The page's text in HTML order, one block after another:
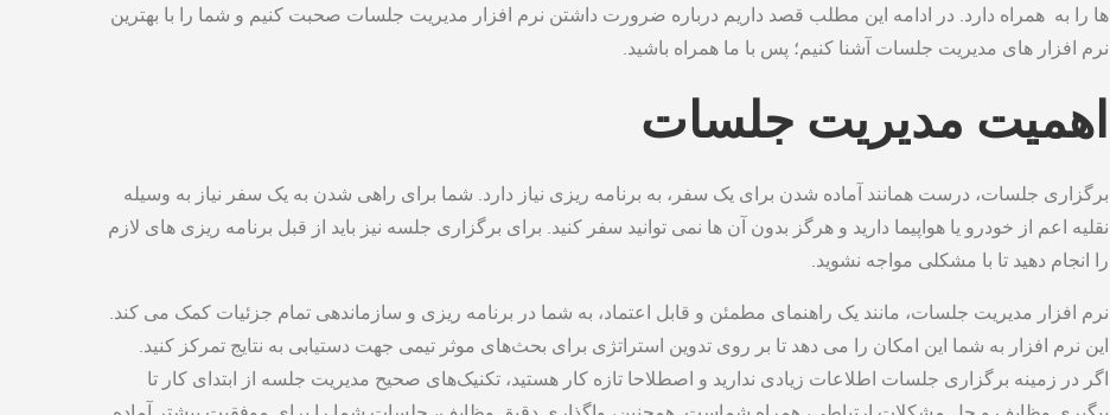
‌ها را به همراه دارد. در ادامه این مطلب قصد داریم درباره ضرورت داشتن نرم افزار مدیریت جلسات صحبت کنیم و شما را با بهترین
نرم افزار های مدیریت جلسات آشنا کنیم؛ پس با ما همراه باشید.
اهمیت مدیریت جلسات
برگزاری جلسات، درست همانند آماده شدن برای یک سفر، به برنامه ‌ریزی نیاز دارد. شما برای راهی شدن به یک سفر نیاز به وسیله
نقلیه اعم از خودرو یا هواپیما دارید و هرگز بدون آن ها نمی توانید سفر کنید. برای برگزاری جلسه نیز باید از قبل برنامه ریزی های لازم
را انجام دهید تا با مشکلی مواجه نشوید.
نرم افزار مدیریت جلسات، مانند یک راهنمای مطمئن و قابل اعتماد، به شما در برنامه ریزی و سازماندهی تمام جزئیات کمک می ‌کند.
این نرم افزار به شما این امکان را می ‌دهد تا بر روی تدوین استراتژی برای بحث‌های موثر تیمی جهت دستیابی به نتایج تمرکز کنید.
اگر در زمینه برگزاری جلسات اطلاعات زیادی ندارید و اصطلاحا تازه کار هستید، تکنیک‌های صحیح مدیریت جلسه از ابتدای کار تا